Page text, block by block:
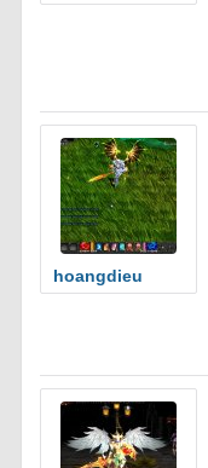
hoangdieu